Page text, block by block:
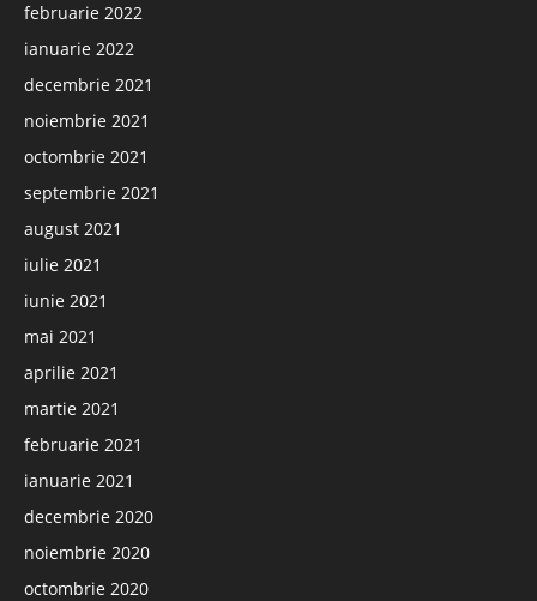
februarie 2022
ianuarie 2022
decembrie 2021
noiembrie 2021
octombrie 2021
septembrie 2021
august 2021
iulie 2021
iunie 2021
mai 2021
aprilie 2021
martie 2021
februarie 2021
ianuarie 2021
decembrie 2020
noiembrie 2020
octombrie 2020